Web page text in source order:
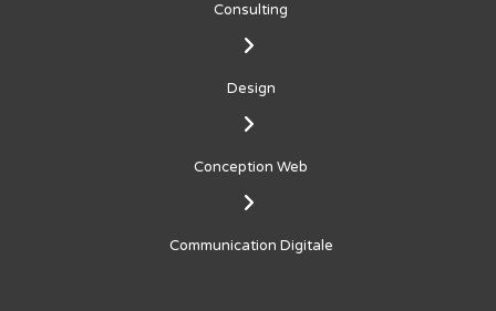
Consulting
Design
Conception Web
Communication Digitale